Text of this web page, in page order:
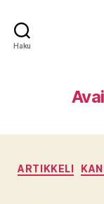
Haku
ARTIKKELI